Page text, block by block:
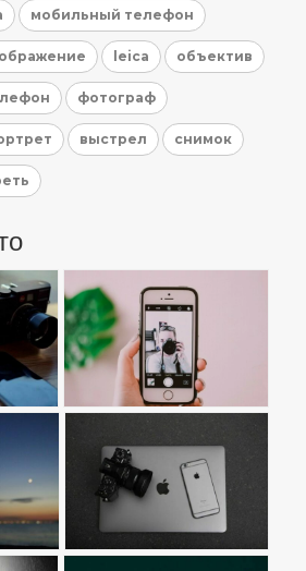
мобильный телефон
leica объектив
фотограф
выстрел снимок